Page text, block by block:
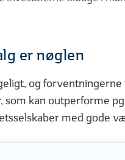
er nøglen
og
som kan outperforme
med gode